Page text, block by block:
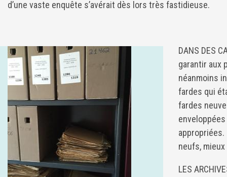
d’une vaste enquête s’avérait dès lors très fastidieuse.
DANS DES
garantir aux
néanmoins
fardes qui
fardes
neufs,
LES